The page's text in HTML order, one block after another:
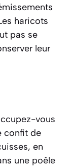
haricots
pas se
leur
vous
confit de
en
une poêle